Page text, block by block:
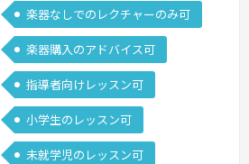
大学を目指しているなど、本格的に習い
たい方指導歴17年になりますが、生徒さ
んのご要望に合わせて楽しく丁…
を見る »
楽器なしでのレクチャーのみ可
楽器購入のアドバイス可
指導者向けレッスン可
小学生のレッスン可
未就学児のレッスン可